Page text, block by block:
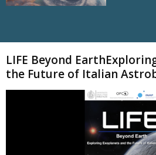
LIFE Beyond
the Future of Italian